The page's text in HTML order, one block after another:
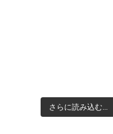
さらに読み込む...